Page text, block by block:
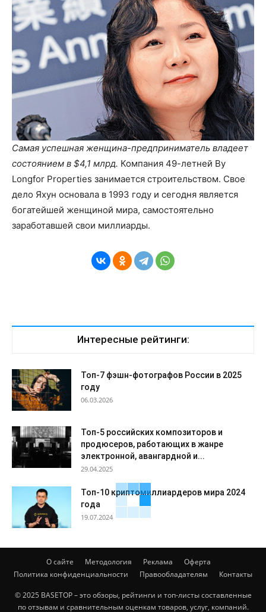
Самая успешная женщина-предприниматель владеет
состоянием в $4,1 млрд. Компания 49-летней Ву
Longfor Properties занимается строительством. Свое
дело Яхун основала в 1993 году и сегодня является
богатейшей женщиной мира, самостоятельно
заработавшей свои миллиарды.
Интересные рейтинги:
Топ-7 фэшн-фотографов России в 2025
году
06.03.2026
Топ-5 российских композиторов и
продюсеров, работающих в жанре
электронной, авангардной и...
29.04.2025
Топ-10 криптомиллиардеров мира 2024
года
19.07.2024
О сайте Методология Реклама
Оферта
Политика конфиденциальности
Правообладателям Контакты
© 2025 BASETOP – это обзоры, рейтинги и топ-листы составленные
по отзывам и сравнительным оценкам товаров, услуг, компаний.